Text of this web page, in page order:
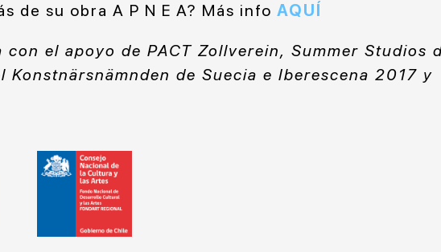
de su obra A P N E A? Más info AQUÍ
el apoyo de PACT Zollverein, Summer Studios
Konstnärsnämnden de Suecia e Iberescena 2017 y